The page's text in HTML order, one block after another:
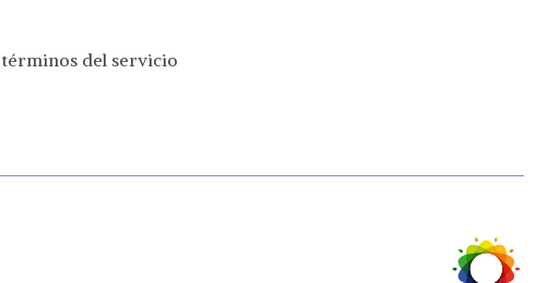
términos del servicio